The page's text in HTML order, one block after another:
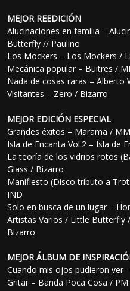
MEJOR REEDICIÓN
Alucinaciones en familia –
Butterfly // Paulino
Los Mockers – Los Mockers /
Mecánica popular – Buitres /
Nada de cosas raras – Alberto
Visitantes – Zero / Bizarro
MEJOR EDICIÓN ESPECIAL
Grandes éxitos – Marama /
Isla de Encanta Vol.2 – Isla de
La teoría de los vidrios rotos
Glass / Bizarro
Manifiesto (Disco tributo a
IND
Solo en busca de un lugar –
Artistas Varios / Little Butterfly
Bizarro
MEJOR ÁLBUM DE
Cuando mis ojos pudieron ver
Gritar – Banda Poca Cosa /